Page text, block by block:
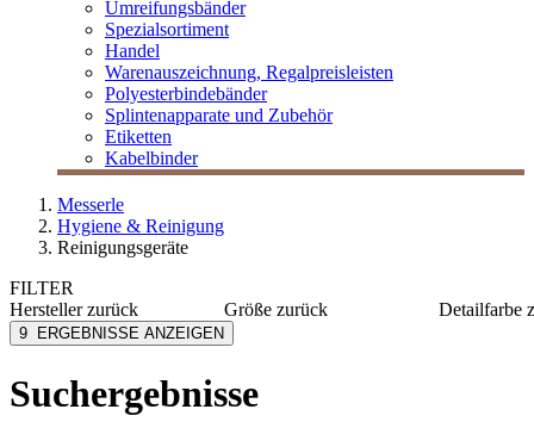
Umreifungsbänder
Spezialsortiment
Handel
Warenauszeichnung, Regalpreisleisten
Polyesterbindebänder
Splintenapparate und Zubehör
Etiketten
Kabelbinder
Messerle
Hygiene & Reinigung
Reinigungsgeräte
FILTER
Herstellerzurück
Kärcher
Numatic
Severin
Größe zurück
mehr anzeigen
Detailfarbe
9 ERGEBNISSE ANZEIGEN
Suchergebnisse